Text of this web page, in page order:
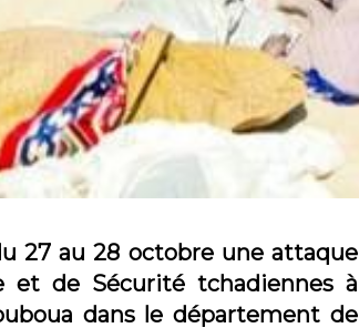
27 au 28 octobre une attaque
et de Sécurité tchadiennes à
dans le département de